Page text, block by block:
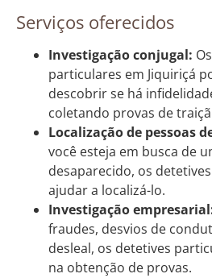
Serviços oferecidos
Investigação conjugal:
particulares em Jiquiriçá
descobrir se há
coletando provas de
Localização de pessoas
você esteja em busca de
desaparecido, os
ajudar a localizá-lo.
Investigação
fraudes, desvios de
desleal, os detetives
na obtenção de provas.